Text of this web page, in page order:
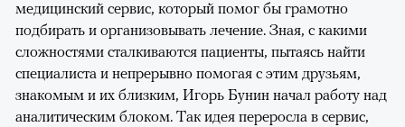
медицинский сервис, который помог бы грамотно
подбирать и организовывать лечение. Зная, с какими
сложностями сталкиваются пациенты, пытаясь найти
специалиста и непрерывно помогая с этим друзьям,
знакомым и их близким, Игорь Бунин начал работу над
аналитическим блоком. Так идея переросла в сервис,